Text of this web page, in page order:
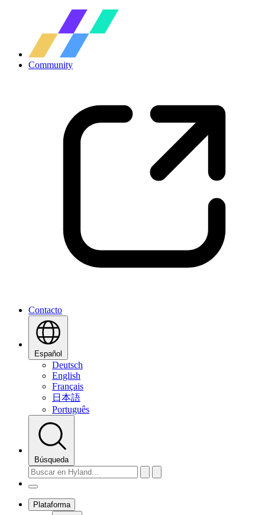
Community
Contacto
Español
Deutsch
English
Français
日本語
Português
Búsqueda
Plataforma